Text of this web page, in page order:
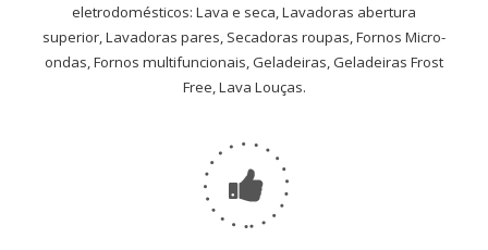
eletrodomésticos: Lava e seca, Lavadoras abertura
superior, Lavadoras pares, Secadoras roupas, Fornos Micro-
ondas, Fornos multifuncionais, Geladeiras, Geladeiras Frost
Free, Lava Louças.